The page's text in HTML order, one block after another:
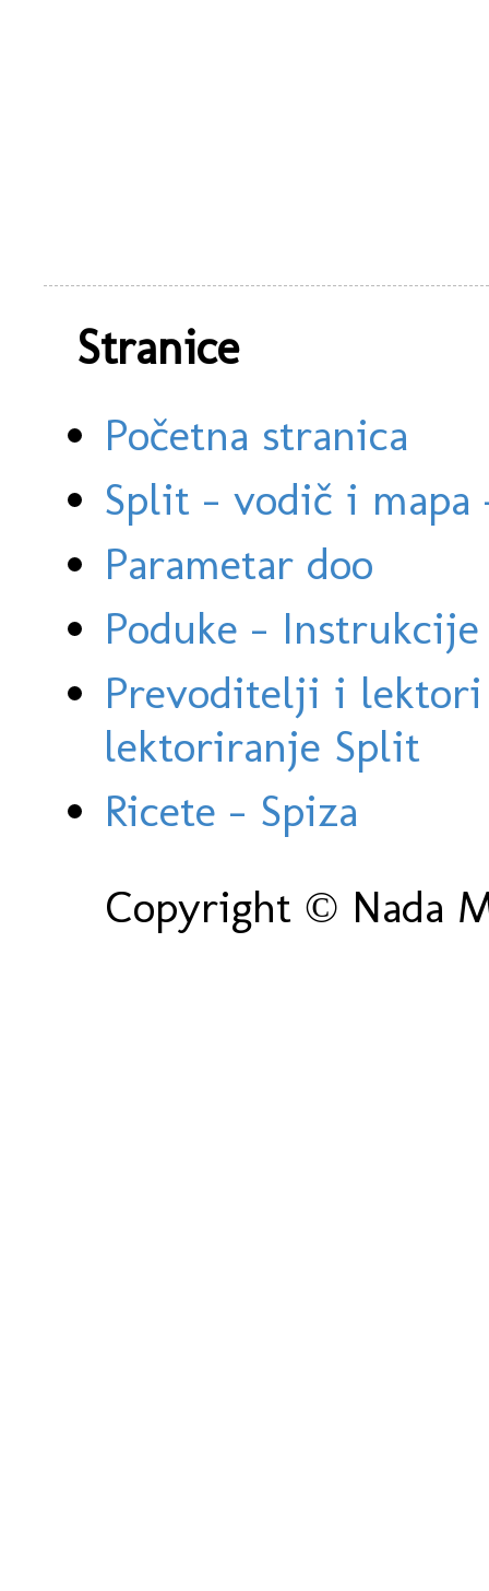
Stranice
Početna stranica
Split - vodič i
Parametar doo
Poduke -
Prevoditelji i
lektoriranje Split
Ricete - Spiza
Copyright © Nada